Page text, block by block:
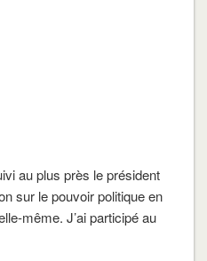
au plus près le président
sur le pouvoir politique en
même. J’ai participé au